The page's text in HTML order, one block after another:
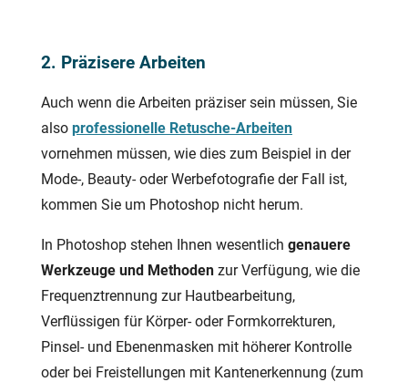
2. Präzisere Arbeiten
Auch wenn die Arbeiten präziser sein müssen, Sie
also professionelle Retusche-Arbeiten
vornehmen müssen, wie dies zum Beispiel in der
Mode-, Beauty- oder Werbefotografie der Fall ist,
kommen Sie um Photoshop nicht herum.
In Photoshop stehen Ihnen wesentlich genauere
Werkzeuge und Methoden zur Verfügung, wie die
Frequenztrennung zur Hautbearbeitung,
Verflüssigen für Körper- oder Formkorrekturen,
Pinsel- und Ebenenmasken mit höherer Kontrolle
oder bei Freistellungen mit Kantenerkennung (zum